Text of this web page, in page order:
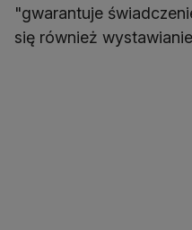
"gwarantuje
się również